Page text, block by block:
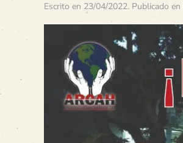
Escrito en 23/04/2022. Publicado en